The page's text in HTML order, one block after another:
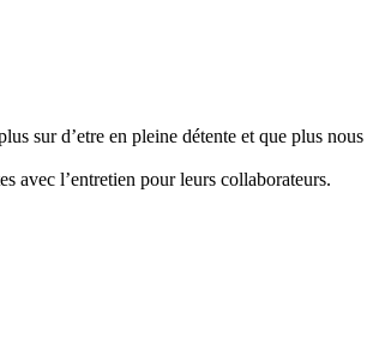
sur d’etre en pleine détente et que plus nous
avec l’entretien pour leurs collaborateurs.